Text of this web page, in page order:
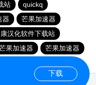
站
quickq
器
芒果加速器
汉化软件下载站
果加速器
芒果加速器
下载